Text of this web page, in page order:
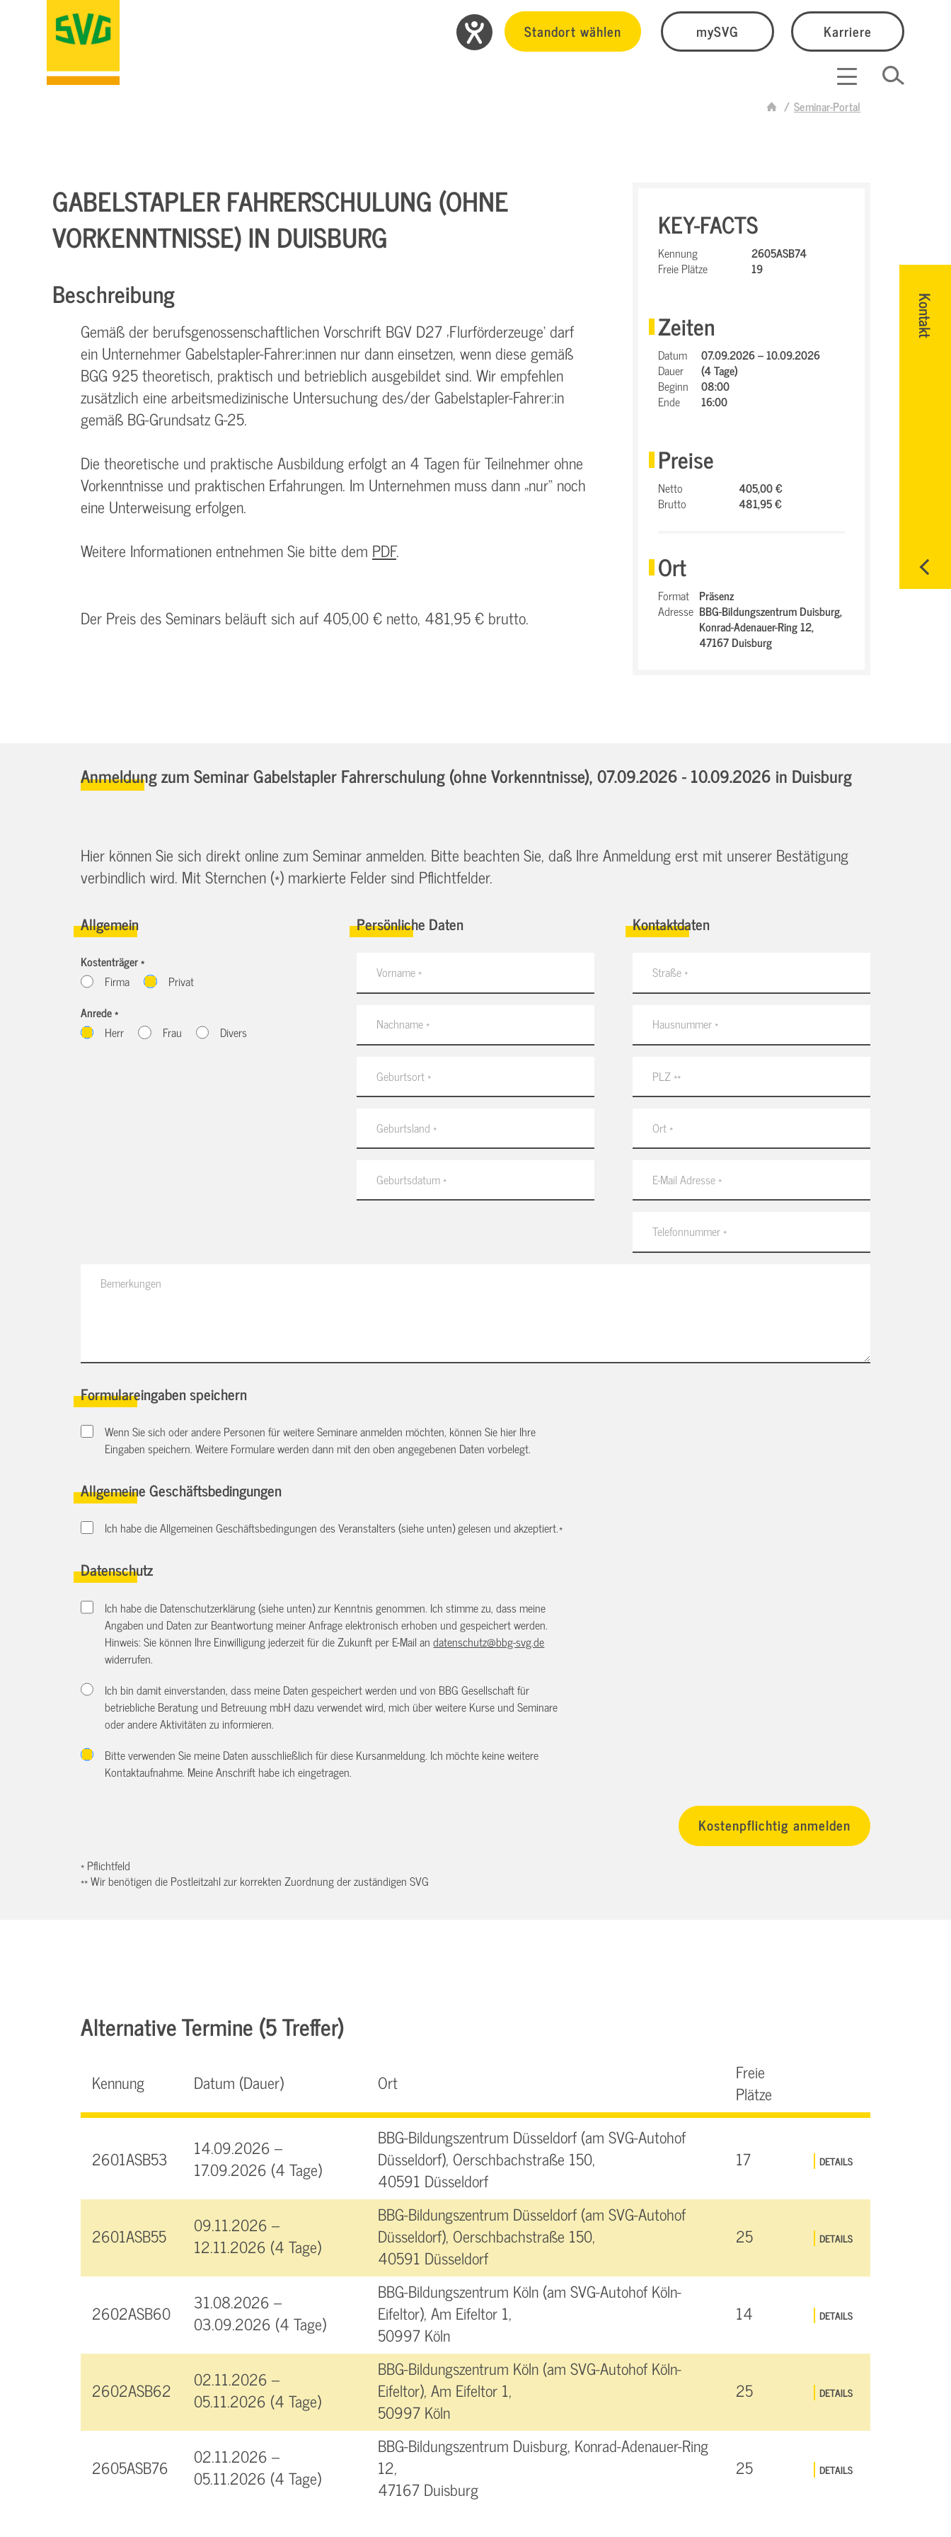
Standort wählen mySVG Karriere
Seminar-Portal
Kontakt
GABELSTAPLER FAHRERSCHULUNG (OHNE
VORKENNTNISSE) IN DUISBURG
Beschreibung
Gemäß der berufsgenossenschaftlichen Vorschrift BGV D27 ‚Flurförderzeuge‘ darf
ein Unternehmer Gabelstapler-Fahrer:innen nur dann einsetzen, wenn diese gemäß
BGG 925 theoretisch, praktisch und betrieblich ausgebildet sind. Wir empfehlen
zusätzlich eine arbeitsmedizinische Untersuchung des/der Gabelstapler-Fahrer:in
gemäß BG-Grundsatz G-25.
Die theoretische und praktische Ausbildung erfolgt an 4 Tagen für Teilnehmer ohne
Vorkenntnisse und praktischen Erfahrungen. Im Unternehmen muss dann „nur“ noch
eine Unterweisung erfolgen.
Weitere Informationen entnehmen Sie bitte dem PDF.
Der Preis des Seminars beläuft sich auf 405,00 € netto, 481,95 € brutto.
KEY-FACTS
Kennung
2605ASB74
Freie Plätze
19
Zeiten
Datum
07.09.2026 – 10.09.2026
Dauer
(4 Tage)
Beginn
08:00
Ende
16:00
Preise
Netto
405,00 €
Brutto
481,95 €
Ort
Format Präsenz
Adresse BBG-Bildungszentrum Duisburg,
Konrad-Adenauer-Ring 12,
47167 Duisburg
Anmeldung zum Seminar Gabelstapler Fahrerschulung (ohne Vorkenntnisse),07.09.2026 - 10.09.2026 in Duisburg
Hier können Sie sich direkt online zum Seminar anmelden. Bitte beachten Sie, daß Ihre Anmeldung erst mit unserer Bestätigung
verbindlich wird. Mit Sternchen (*) markierte Felder sind Pflichtfelder.
Allgemein
Kostenträger *
Firma
Privat
Anrede *
Herr
Frau Divers
Persönliche Daten Kontaktdaten
Formulareingaben speichern
Wenn Sie sich oder andere Personen für weitere Seminare anmelden möchten, können Sie hier Ihre
Eingaben speichern. Weitere Formulare werden dann mit den oben angegebenen Daten vorbelegt.
Allgemeine Geschäftsbedingungen
Ich habe die Allgemeinen Geschäftsbedingungen des Veranstalters (siehe unten) gelesen und akzeptiert.*
Datenschutz
Ich habe die Datenschutzerklärung (siehe unten) zur Kenntnis genommen. Ich stimme zu, dass meine
Angaben und Daten zur Beantwortung meiner Anfrage elektronisch erhoben und gespeichert werden.
Hinweis: Sie können Ihre Einwilligung jederzeit für die Zukunft per E-Mail andatenschutz@bbg-svg.de
widerrufen.
Ich bin damit einverstanden, dass meine Daten gespeichert werden und von BBG Gesellschaft für
betriebliche Beratung und Betreuung mbH dazu verwendet wird, mich über weitere Kurse und Seminare
oder andere Aktivitäten zu informieren.
Bitte verwenden Sie meine Daten ausschließlich für diese Kursanmeldung. Ich möchte keine weitere
Kontaktaufnahme. Meine Anschrift habe ich eingetragen.
* Pflichtfeld
** Wir benötigen die Postleitzahl zur korrekten Zuordnung der zuständigen SVG
Alternative Termine (5 Treffer)
Kennung Datum (Dauer) Ort
Freie
Plätze
2601ASB53
14.09.2026 –
17.09.2026 (4 Tage)
BBG-Bildungszentrum Düsseldorf (am SVG-Autohof
Düsseldorf), Oerschbachstraße 150,
40591 Düsseldorf
17 DETAILS
2601ASB55
09.11.2026 –
12.11.2026 (4 Tage)
BBG-Bildungszentrum Düsseldorf (am SVG-Autohof
Düsseldorf), Oerschbachstraße 150,
40591 Düsseldorf
25 DETAILS
2602ASB60
31.08.2026 –
03.09.2026 (4 Tage)
BBG-Bildungszentrum Köln (am SVG-Autohof Köln-
Eifeltor), Am Eifeltor 1,
50997 Köln
14 DETAILS
2602ASB62
02.11.2026 –
05.11.2026 (4 Tage)
BBG-Bildungszentrum Köln (am SVG-Autohof Köln-
Eifeltor), Am Eifeltor 1,
50997 Köln
25 DETAILS
2605ASB76
02.11.2026 –
05.11.2026 (4 Tage)
BBG-Bildungszentrum Duisburg, Konrad-Adenauer-Ring
12,
47167 Duisburg
25 DETAILS